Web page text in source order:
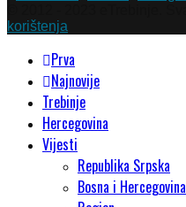
korištenja
Prva
Najnovije
Trebinje
Hercegovina
Vijesti
Republika Srpska
Bosna i Hercegovina